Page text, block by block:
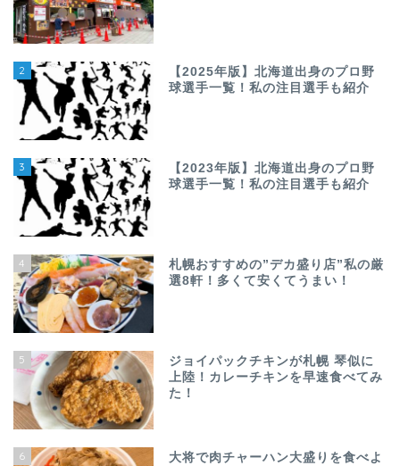
2
【2025年版】北海道出身のプロ野
球選手一覧！私の注目選手も紹介
3
【2023年版】北海道出身のプロ野
球選手一覧！私の注目選手も紹介
4
札幌おすすめの”デカ盛り店”私の厳
選8軒！多くて安くてうまい！
5
ジョイパックチキンが札幌 琴似に
上陸！カレーチキンを早速食べてみ
た！
6
大将で肉チャーハン大盛りを食べよ